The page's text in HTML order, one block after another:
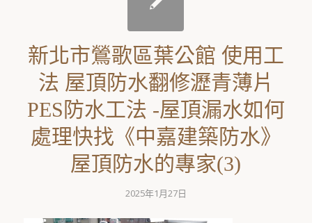
新北市鶯歌區葉公館 使用工
法 屋頂防水翻修瀝青薄片
PES防水工法 -屋頂漏水如何
處理快找《中嘉建築防水》
屋頂防水的專家(3)
2025年1月27日